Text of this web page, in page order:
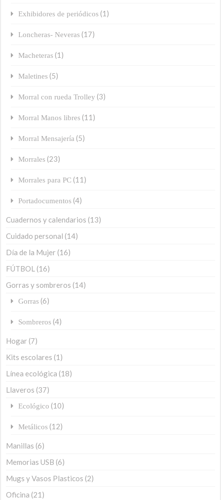
Exhibidores de periódicos (1)
Loncheras- Neveras (17)
Macheteras (1)
Maletines (5)
Morral con rueda Trolley (3)
Morral Manos libres (11)
Morral Mensajería (5)
Morrales (23)
Morrales para PC (11)
Portadocumentos (4)
Cuadernos y calendarios (13)
Cuidado personal (14)
Día de la Mujer (16)
FÚTBOL (16)
Gorras y sombreros (14)
Gorras (6)
Sombreros (4)
Hogar (7)
Kits escolares (1)
Línea ecológica (18)
Llaveros (37)
Ecológico (10)
Metálicos (12)
Manillas (6)
Memorias USB (6)
Mugs y Vasos Plasticos (2)
Oficina (21)